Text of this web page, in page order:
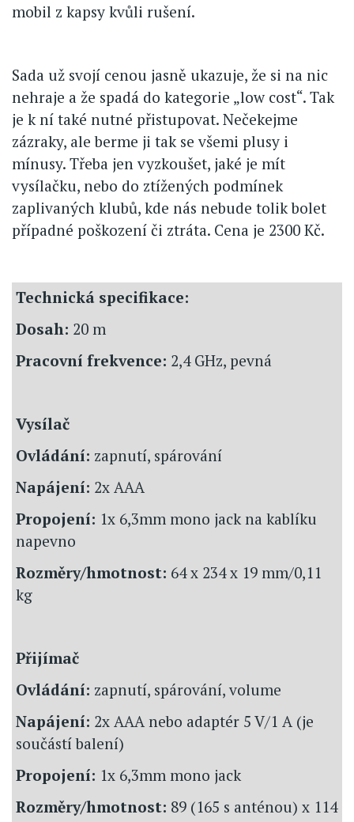
mobil z kapsy kvůli rušení.
Sada už svojí cenou jasně ukazuje, že si na nic
nehraje a že spadá do kategorie „low cost“. Tak
je k ní také nutné přistupovat. Nečekejme
zázraky, ale berme ji tak se všemi plusy i
mínusy. Třeba jen vyzkoušet, jaké je mít
vysílačku, nebo do ztížených podmínek
zaplivaných klubů, kde nás nebude tolik bolet
případné poškození či ztráta. Cena je 2300 Kč.
Technická specifikace:
Dosah: 20 m
Pracovní frekvence: 2,4 GHz, pevná
Vysílač
Ovládání: zapnutí, spárování
Napájení: 2x AAA
Propojení: 1x 6,3mm mono jack na kablíku
napevno
Rozměry/hmotnost: 64 x 234 x 19 mm/0,11
kg
Přijímač
Ovládání: zapnutí, spárování, volume
Napájení: 2x AAA nebo adaptér 5 V/1 A (je
součástí balení)
Propojení: 1x 6,3mm mono jack
Rozměry/hmotnost: 89 (165 s anténou) x 114